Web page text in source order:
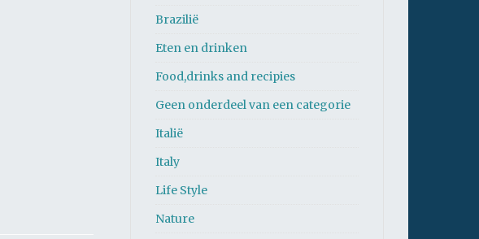
Brazilië
Eten en drinken
Food,drinks and recipies
Geen onderdeel van een categorie
Italië
Italy
Life Style
Nature